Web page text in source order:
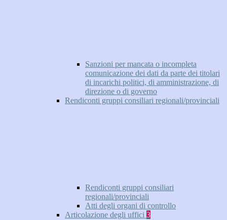
Sanzioni per mancata o incompleta
comunicazione dei dati da parte dei titolari
di incarichi politici, di amministrazione, di
direzione o di governo
Rendiconti gruppi consiliari regionali/provinciali
Rendiconti gruppi consiliari
regionali/provinciali
Atti degli organi di controllo
Articolazione degli uffici 3